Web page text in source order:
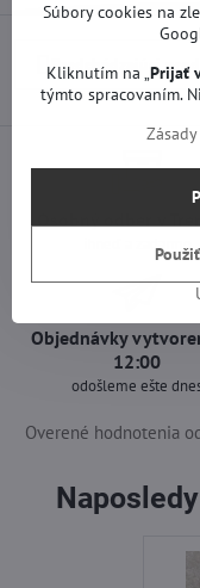
Predchádzajúci
Osobný odber v
ihneď a zadarmo
Objednávky
12:00
odošleme ešte
Overené hodnotenia
Súbory cookies na
Kliknutím na „Prijať
týmto spracovaním.